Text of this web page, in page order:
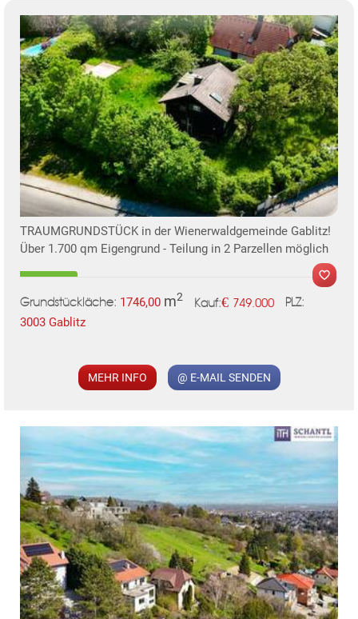
KLIS
KLIS
TRAUMGRUNDSTÜCK in der Wienerwaldgemeinde Gablitz!
Über 1.700 qm Eigengrund - Teilung in 2 Parzellen möglich
Grundstückläche: 1746,00 m2 Kauf:€ 749.000 PLZ:
3003 Gablitz
MEHR INFO @ E-MAIL SENDEN